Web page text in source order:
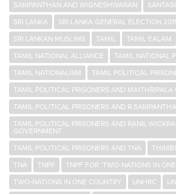
SAMPANTHAN AND WIGNESHWARAN
SRI LANKA
SRI LANKA GENERAL ELECTION
SRI LANKAN MUSLIMS
TAMIL
TAMIL EALAM
TAMIL NATIONAL ALLIANCE
TAMIL NATIONAL
TAMIL NATIONALISM
TAMIL POLITICAL
TAMIL POLITICAL PRISONERS AND MAITHRIPALA
TAMIL POLITICAL PRISONERS AND
TAMIL POLITICAL PRISONERS AND RANIL
GOVERNMENT
TAMIL POLITICAL PRISONERS AND TNA
TNA
TNPF
TNPF FOR ‘TWO-NATIONS IN
TWO-NATIONS IN ONE COUNTRY
UNHRC